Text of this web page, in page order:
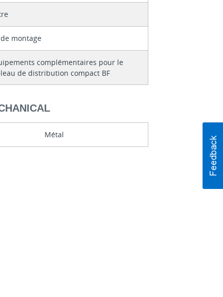
montage
complémentaires pour le
de distribution compact BF
Métal